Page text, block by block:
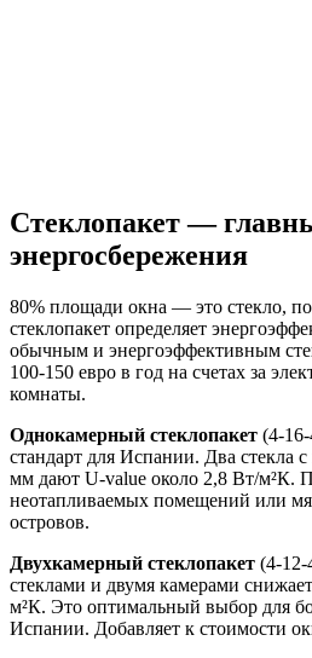
Стеклопакет —
энергосбережения
80% площади окна — это стекло,
стеклопакет определяет
обычным и энергоэффективным
100-150 евро в год на счетах за
комнаты.
Однокамерный стеклопакет (4-
стандарт для Испании. Два стекла
мм дают U-value около 2,8 Вт/м²К.
неотапливаемых помещений или
островов.
Двухкамерный стеклопакет (4-12-
стеклами и двумя камерами
м²К. Это оптимальный выбор для
Испании. Добавляет к стоимости